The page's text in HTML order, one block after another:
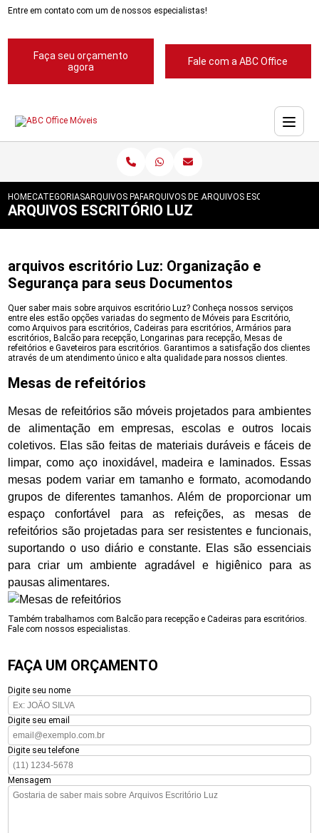
Entre em contato com um de nossos especialistas!
Faça seu orçamento
agora
Fale com a ABC Office
HOMECATEGORIASARQUIVOS PARA ESCRITORIOS
ARQUIVOS DE ACO 4 GAVETAS
ARQUIVOS ESCRITORIO LUZ
ARQUIVOS ESCRITÓRIO LUZ
arquivos escritório Luz: Organização e
Segurança para seus Documentos
Quer saber mais sobre arquivos escritório Luz? Conheça nossos serviços
entre eles estão opções variadas do segmento de Móveis para Escritório,
como Arquivos para escritórios, Cadeiras para escritórios, Armários para
escritórios, Balcão para recepção, Longarinas para recepção, Mesas de
refeitórios e Gaveteiros para escritórios. Garantimos a satisfação dos clientes
através de um atendimento único e alta qualidade para nossos clientes.
Mesas de refeitórios
Mesas de refeitórios são móveis projetados para ambientes
de alimentação em empresas, escolas e outros locais
coletivos. Elas são feitas de materiais duráveis e fáceis de
limpar, como aço inoxidável, madeira e laminados. Essas
mesas podem variar em tamanho e formato, acomodando
grupos de diferentes tamanhos. Além de proporcionar um
espaço confortável para as refeições, as mesas de
refeitórios são projetadas para ser resistentes e funcionais,
suportando o uso diário e constante. Elas são essenciais
para criar um ambiente agradável e higiênico para as
pausas alimentares.
Também trabalhamos com Balcão para recepção e Cadeiras para escritórios.
Fale com nossos especialistas.
FAÇA UM ORÇAMENTO
Digite seu nome
Digite seu email
Digite seu telefone
Mensagem